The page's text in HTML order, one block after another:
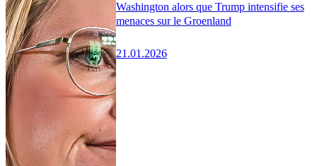
Washington alors que Trump intensifie ses
menaces sur le Groenland
21.01.2026